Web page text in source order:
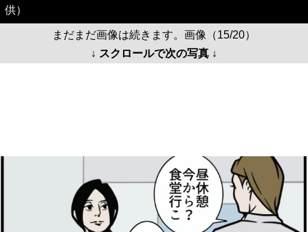
供）
まだまだ画像は続きます。画像（15/20）
↓ スクロールで次の写真 ↓